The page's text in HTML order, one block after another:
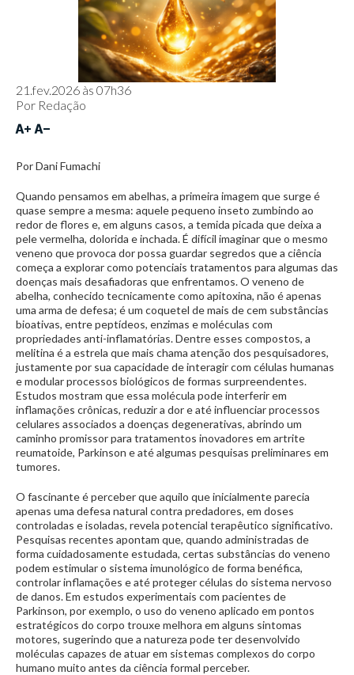
21.fev.2026 às 07h36
Por Redação
Por Dani Fumachi
Quando pensamos em abelhas, a primeira imagem que surge é
quase sempre a mesma: aquele pequeno inseto zumbindo ao
redor de flores e, em alguns casos, a temida picada que deixa a
pele vermelha, dolorida e inchada. É difícil imaginar que o mesmo
veneno que provoca dor possa guardar segredos que a ciência
começa a explorar como potenciais tratamentos para algumas das
doenças mais desafiadoras que enfrentamos. O veneno de
abelha, conhecido tecnicamente como apitoxina, não é apenas
uma arma de defesa; é um coquetel de mais de cem substâncias
bioativas, entre peptídeos, enzimas e moléculas com
propriedades anti-inflamatórias. Dentre esses compostos, a
melitina é a estrela que mais chama atenção dos pesquisadores,
justamente por sua capacidade de interagir com células humanas
e modular processos biológicos de formas surpreendentes.
Estudos mostram que essa molécula pode interferir em
inflamações crônicas, reduzir a dor e até influenciar processos
celulares associados a doenças degenerativas, abrindo um
caminho promissor para tratamentos inovadores em artrite
reumatoide, Parkinson e até algumas pesquisas preliminares em
tumores.
O fascinante é perceber que aquilo que inicialmente parecia
apenas uma defesa natural contra predadores, em doses
controladas e isoladas, revela potencial terapêutico significativo.
Pesquisas recentes apontam que, quando administradas de
forma cuidadosamente estudada, certas substâncias do veneno
podem estimular o sistema imunológico de forma benéfica,
controlar inflamações e até proteger células do sistema nervoso
de danos. Em estudos experimentais com pacientes de
Parkinson, por exemplo, o uso do veneno aplicado em pontos
estratégicos do corpo trouxe melhora em alguns sintomas
motores, sugerindo que a natureza pode ter desenvolvido
moléculas capazes de atuar em sistemas complexos do corpo
humano muito antes da ciência formal perceber.